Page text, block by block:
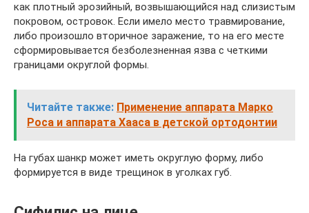
как плотный эрозийный, возвышающийся над слизистым
покровом, островок. Если имело место травмирование,
либо произошло вторичное заражение, то на его месте
сформировывается безболезненная язва с четкими
границами округлой формы.
Читайте также: Применение аппарата Марко
Роса и аппарата Хааса в детской ортодонтии
На губах шанкр может иметь округлую форму, либо
формируется в виде трещинок в уголках губ.